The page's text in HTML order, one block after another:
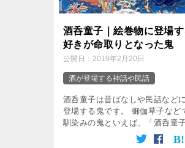
酒呑童子｜絵巻物に登場
好きが命取りとなった鬼
公開日： 2019年2月20日
酒が登場する神話や民話
酒呑童子は昔ばなしや民話など
登場する鬼です。 御伽草子など
馴染みの鬼といえば、「酒呑童
はないでしょうか。 「酒を呑む
表記されるように、酒好きなこと